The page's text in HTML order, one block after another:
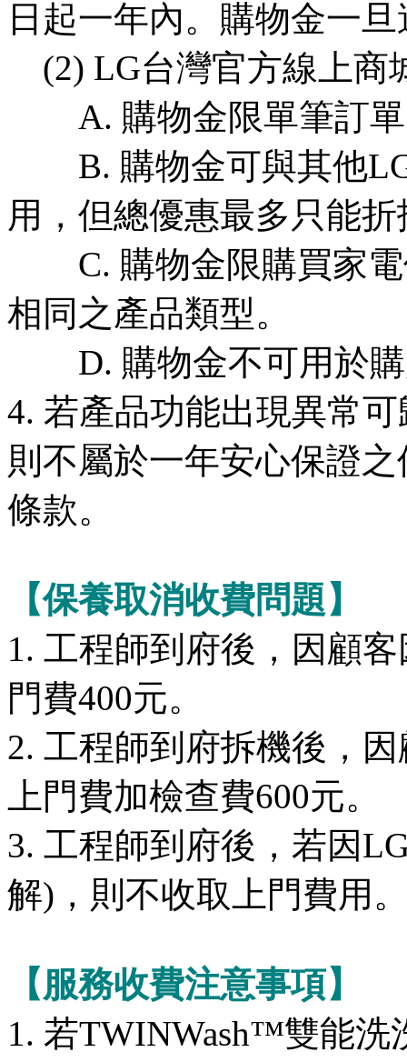
日起一年內。購物金一
(2) LG台灣官方線上商
A. 購物金限單筆訂單
B. 購物金可與其他LG
用，但總優惠最多只能
C. 購物金限購買家電
相同之產品類型。
D. 購物金不可用於購
4. 若產品功能出現異常
則不屬於一年安心保證
條款。
【保養取消收費問題】
1. 工程師到府後，因顧
門費400元。
2. 工程師到府拆機後，
上門費加檢查費600元。
3. 工程師到府後，若因
解)，則不收取上門費用
【服務收費注意事項】
1. 若TWINWash™雙能